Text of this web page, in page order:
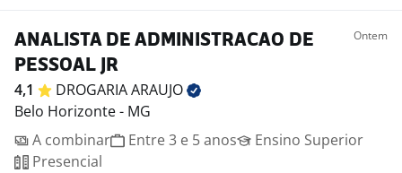
ANALISTA DE ADMINISTRACAO DE
PESSOAL JR
Ontem
4,1 DROGARIAARAUJO
Belo Horizonte - MG
A combinar
Entre 3 e 5 anos
Ensino Superior
Presencial